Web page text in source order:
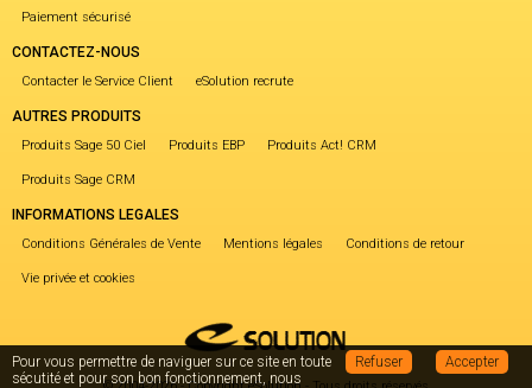
Paiement sécurisé
CONTACTEZ-NOUS
Contacter le Service Client eSolution recrute
AUTRES PRODUITS
Produits Sage 50 Ciel Produits EBP Produits Act! CRM
Produits Sage CRM
INFORMATIONS LEGALES
Conditions Générales de Vente Mentions légales Conditions de retour
Vie privée et cookies
Accepter
Refuser
Pour vous permettre de naviguer sur ce site en toute
sécutité et pour son bon fonctionnement, nous